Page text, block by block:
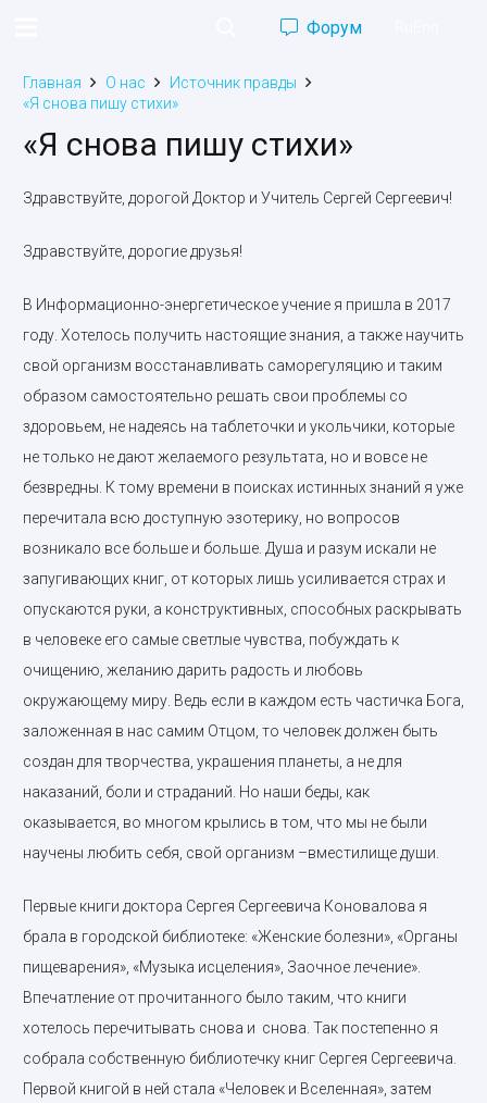
Форум
Главная О нас
Источник правды
«Я снова пишу стихи»
«Я снова пишу стихи»
Здравствуйте, дорогой Доктор и Учитель Сергей Сергеевич!
Здравствуйте, дорогие друзья!
В Информационно-энергетическое учение я пришла в 2017
году. Хотелось получить настоящие знания, а также научить
свой организм восстанавливать саморегуляцию и таким
образом самостоятельно решать свои проблемы со
здоровьем, не надеясь на таблеточки и укольчики, которые
не только не дают желаемого результата, но и вовсе не
безвредны. К тому времени в поисках истинных знаний я уже
перечитала всю доступную эзотерику, но вопросов
возникало все больше и больше. Душа и разум искали не
запугивающих книг, от которых лишь усиливается страх и
опускаются руки, а конструктивных, способных раскрывать
в человеке его самые светлые чувства, побуждать к
очищению, желанию дарить радость и любовь
окружающему миру. Ведь если в каждом есть частичка Бога,
заложенная в нас самим Отцом, то человек должен быть
создан для творчества, украшения планеты, а не для
наказаний, боли и страданий. Но наши беды, как
оказывается, во многом крылись в том, что мы не были
научены любить себя, свой организм –вместилище души.
Первые книги доктора Сергея Сергеевича Коновалова я
брала в городской библиотеке: «Женские болезни», «Органы
пищеварения», «Музыка исцеления», Заочное лечение».
Впечатление от прочитанного было таким, что книги
хотелось перечитывать снова и снова. Так постепенно я
собрала собственную библиотечку книг Сергея Сергеевича.
Первой книгой в ней стала «Человек и Вселенная», затем